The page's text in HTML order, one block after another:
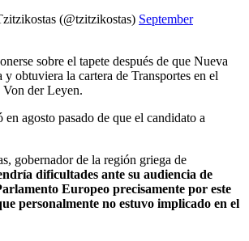
(@tzitzikostas) September
sobre el tapete después de que Nueva
obtuviera la cartera de Transportes en el
Von der Leyen.
agosto pasado de que el candidato a
gobernador de la región griega de
dificultades ante su audiencia de
Europeo precisamente por este
personalmente no estuvo implicado en el